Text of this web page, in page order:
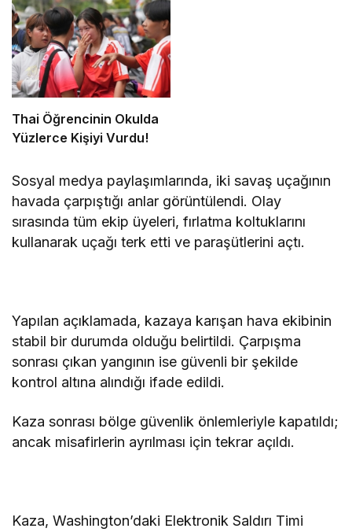
Thai Öğrencinin Okulda
Yüzlerce Kişiyi Vurdu!
Sosyal medya paylaşımlarında, iki savaş uçağının
havada çarpıştığı anlar görüntülendi. Olay
sırasında tüm ekip üyeleri, fırlatma koltuklarını
kullanarak uçağı terk etti ve paraşütlerini açtı.
Yapılan açıklamada, kazaya karışan hava ekibinin
stabil bir durumda olduğu belirtildi. Çarpışma
sonrası çıkan yangının ise güvenli bir şekilde
kontrol altına alındığı ifade edildi.
Kaza sonrası bölge güvenlik önlemleriyle kapatıldı;
ancak misafirlerin ayrılması için tekrar açıldı.
Kaza, Washington’daki Elektronik Saldırı Timi